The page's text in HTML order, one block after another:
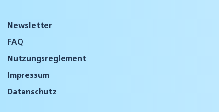
Newsletter
FAQ
Nutzungsreglement
Impressum
Datenschutz